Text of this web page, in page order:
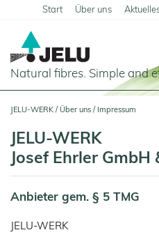
Start Über uns
Natural fibres. Simple and
Lebensmittel
Übersicht
Anwendungen
Getreideprodukte
Fleisch
und
Produkte
JELUCEL®
PF
Haus- und Nutztiere
Anwendungen
Futtermittel
Produkte
Anwendungen
JELU-WERK / Über uns / Impressum
JELU-WERK
Josef Ehrler GmbH
Anbieter gem. § 5 TMG
JELU-WERK